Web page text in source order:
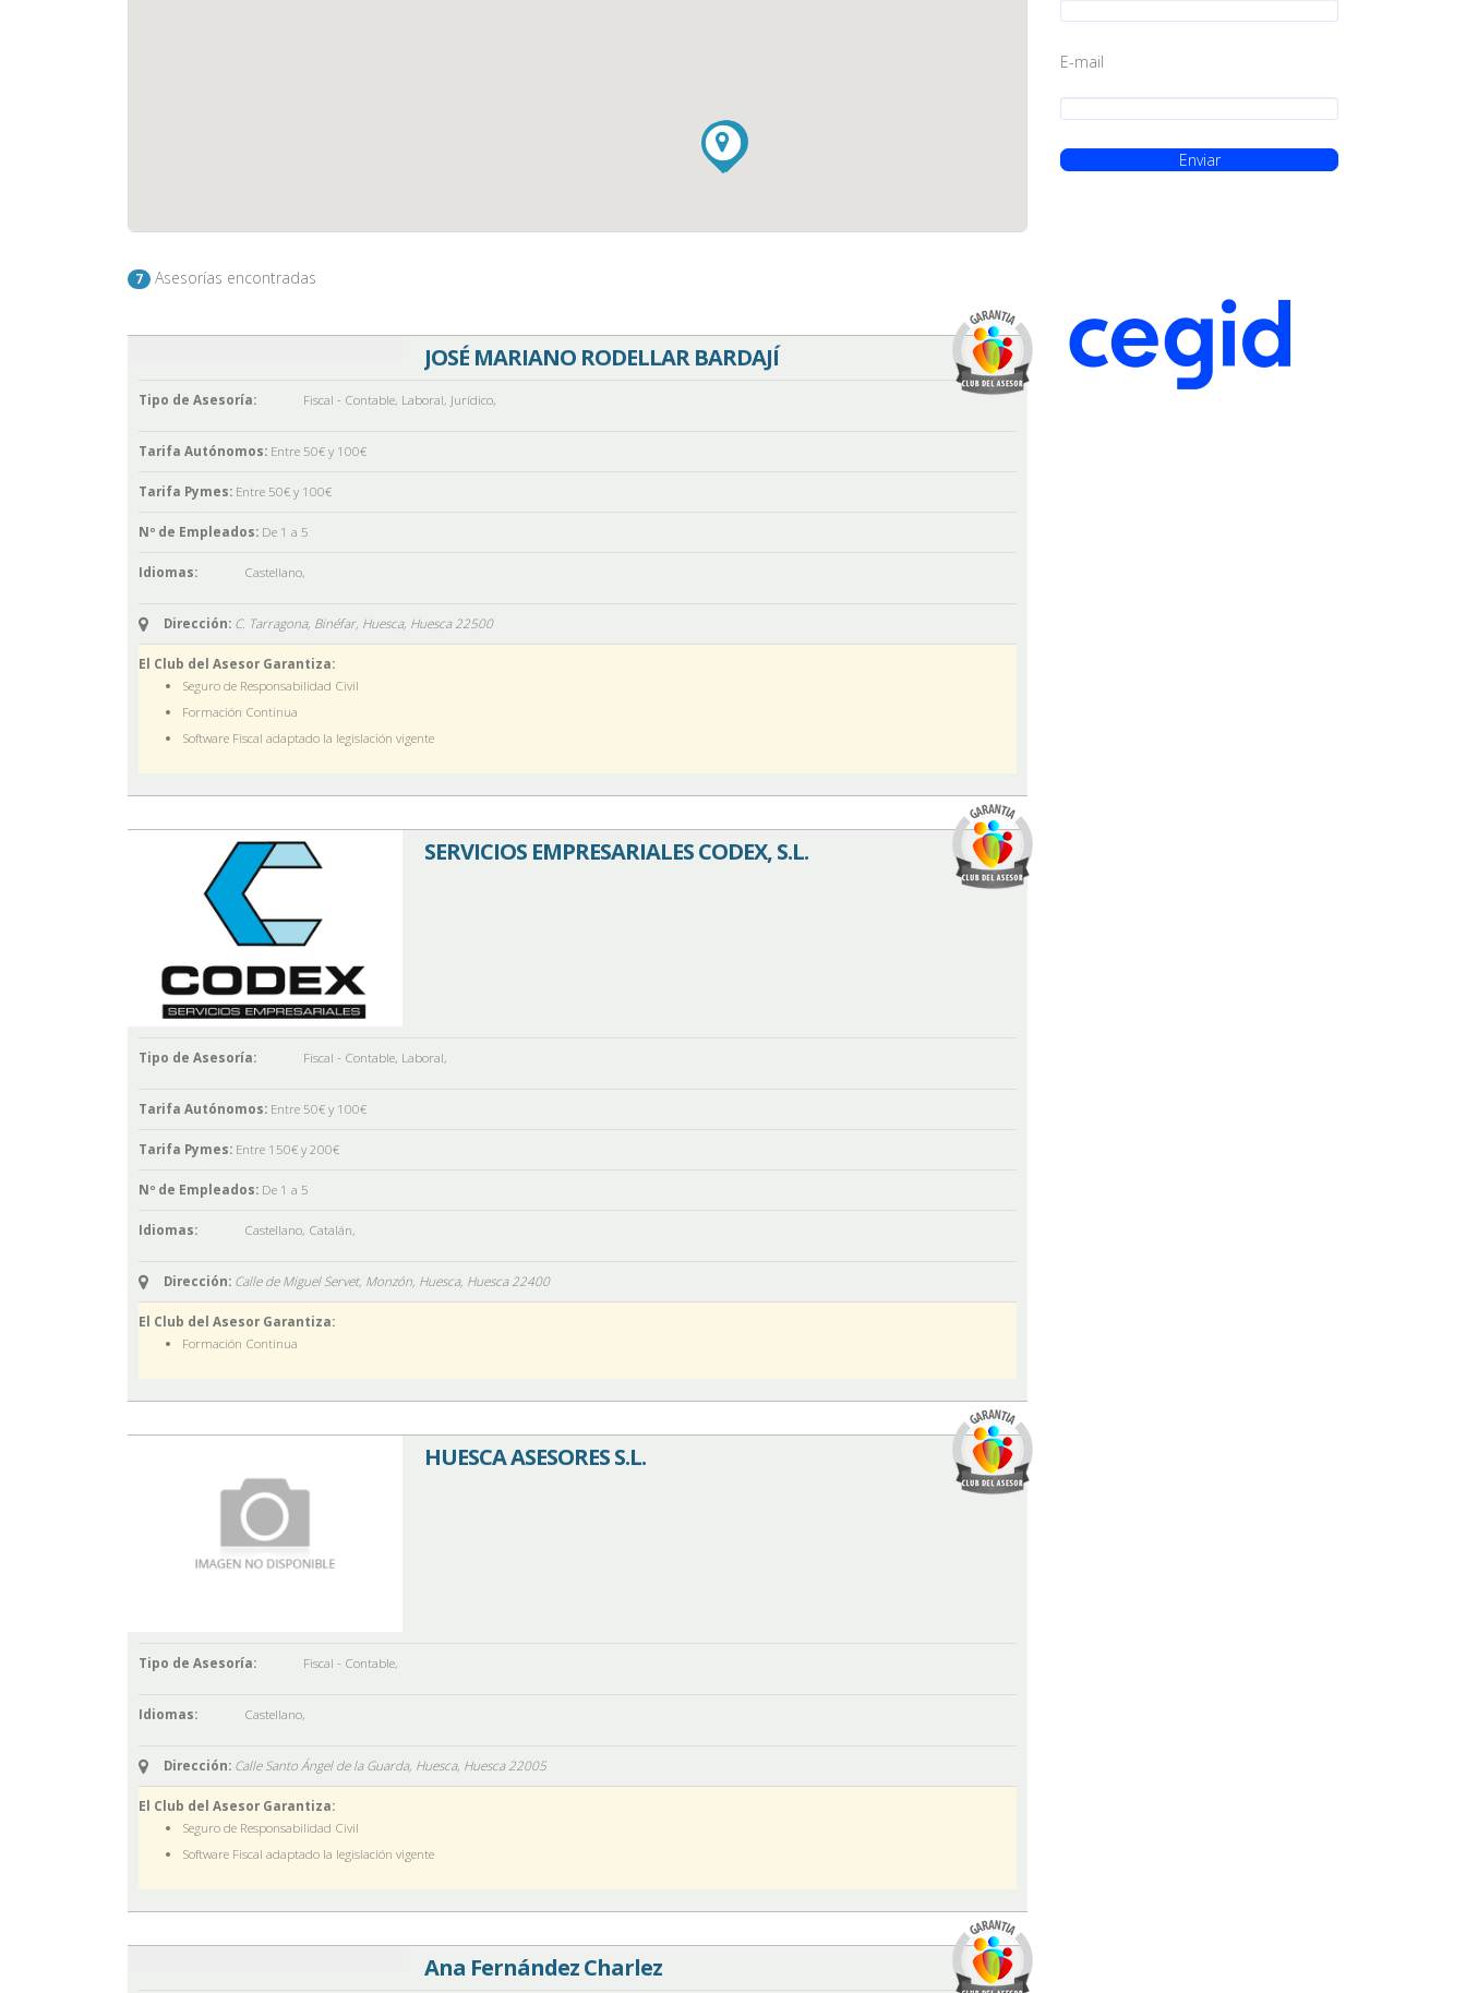
7 Asesorías encontradas
JOSÉ MARIANO RODELLAR BARDAJÍ
Tipo de Asesoría: Fiscal - Contable, Laboral, Jurídico,
Tarifa Autónomos: Entre 50€ y 100€
Tarifa Pymes: Entre 50€ y 100€
Nº de Empleados: De 1 a 5
Idiomas: Castellano,
Dirección: C. Tarragona, Binéfar, Huesca, Huesca 22500
El Club del Asesor Garantiza:
Seguro de Responsabilidad Civil
Formación Continua
Software Fiscal adaptado la legislación vigente
SERVICIOS EMPRESARIALES CODEX, S.L.
Tipo de Asesoría: Fiscal - Contable, Laboral,
Tarifa Autónomos: Entre 50€ y 100€
Tarifa Pymes: Entre 150€ y 200€
Nº de Empleados: De 1 a 5
Idiomas: Castellano, Catalán,
Dirección: Calle de Miguel Servet, Monzón, Huesca, Huesca 22400
El Club del Asesor Garantiza:
Formación Continua
HUESCA ASESORES S.L.
Tipo de Asesoría: Fiscal - Contable,
Idiomas: Castellano,
Dirección: Calle Santo Ángel de la Guarda, Huesca, Huesca 22005
El Club del Asesor Garantiza:
Seguro de Responsabilidad Civil
Software Fiscal adaptado la legislación vigente
Ana Fernández Charlez
E-mail